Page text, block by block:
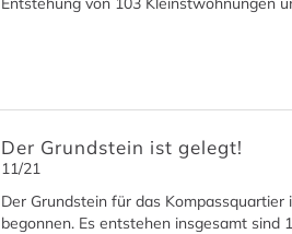
Der Grundstein ist gelegt!
11/21
Der Grundstein für das
begonnen. Es entstehen insgesamt